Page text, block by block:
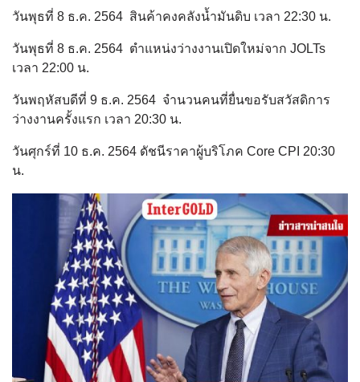
วันพุธที่ 8 ธ.ค. 2564 สินค้าคงคลังน้ำมันดิบ เวลา 22:30 น.
วันพุธที่ 8 ธ.ค. 2564 ตำแหน่งว่างงานเปิดใหม่จาก JOLTs
เวลา 22:00 น.
วันพฤหัสบดีที่ 9 ธ.ค. 2564 จำนวนคนที่ยื่นขอรับสวัสดิการ
ว่างงานครั้งแรก เวลา 20:30 น.
วันศุกร์ที่ 10 ธ.ค. 2564 ดัชนีราคาผู้บริโภค Core CPI 20:30
น.